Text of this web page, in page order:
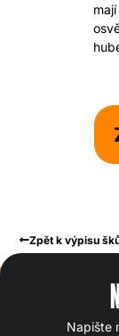
Zpět k výpisu
Napište